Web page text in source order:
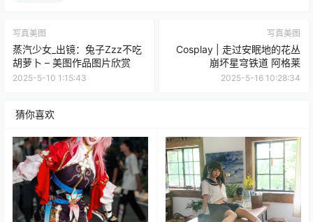
写真美图
蒸汽少女_出镜：兔子Zzz不吃
胡萝卜 – 美图作品图片欣赏
2025-5-10 1:15:43
写真美图
Cosplay | 走过安眠地的花丛
崩坏星穹铁道 阿格莱
2025-5-16 10:28:34
猜你喜欢